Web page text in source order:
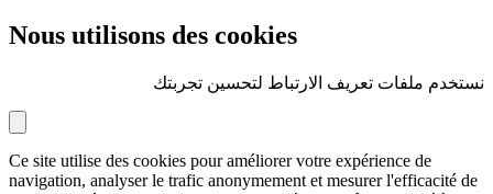
Nous utilisons des cookies
نستخدم ملفات تعريف الارتباط لتحسين تجربتك
Ce site utilise des cookies pour améliorer votre expérience de
navigation, analyser le trafic anonymement et mesurer l'efficacité de